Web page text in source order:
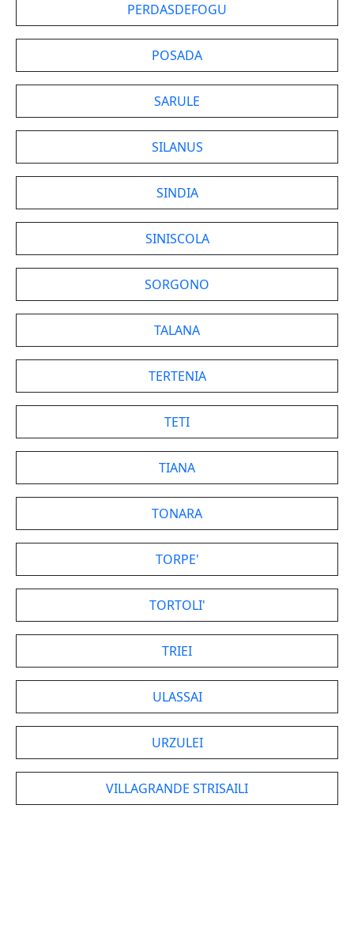
PERDASDEFOGU
POSADA
SARULE
SILANUS
SINDIA
SINISCOLA
SORGONO
TALANA
TERTENIA
TETI
TIANA
TONARA
TORPE'
TORTOLI'
TRIEI
ULASSAI
URZULEI
VILLAGRANDE STRISAILI